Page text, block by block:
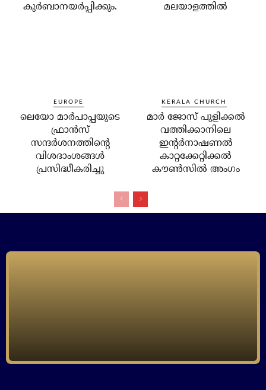
കുര്‍ബാനയര്‍പ്പിക്കും.
മലയാളത്തിൽ
EUROPE
ലെയോ മാര്‍പാപ്പയുടെ
ഫ്രാന്‍സ്
സന്ദര്‍ശനത്തിന്റെ
വിശദാംശങ്ങള്‍
പ്രസിദ്ധീകരിച്ചു
KERALA CHURCH
മാര്‍ ജോസ് പുളിക്കല്‍
വത്തിക്കാനിലെ
ഇന്റര്‍നാഷണല്‍
കാറ്റക്കേറ്റിക്കല്‍
കൗണ്‍സില്‍ അംഗം